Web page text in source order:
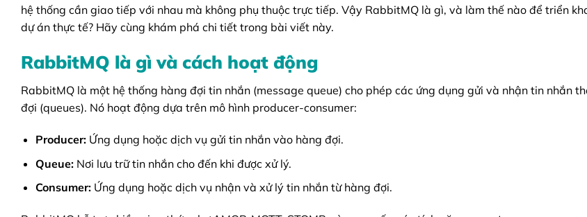
hệ thống cần giao tiếp với nhau mà không phụ thuộc trực tiếp. Vậy RabbitMQ là gì, và làm thế nào để triển
dự án thực tế? Hãy cùng khám phá chi tiết trong bài viết này.
RabbitMQ là gì và cách hoạt động
RabbitMQ là một hệ thống hàng đợi tin nhắn (message queue) cho phép các ứng dụng gửi và nhận tin nhắn
đợi (queues). Nó hoạt động dựa trên mô hình producer-consumer:
Producer:Ứng dụng hoặc dịch vụ gửi tin nhắn vào hàng đợi.
Queue:Nơi lưu trữ tin nhắn cho đến khi được xử lý.
Consumer:Ứng dụng hoặc dịch vụ nhận và xử lý tin nhắn từ hàng đợi.